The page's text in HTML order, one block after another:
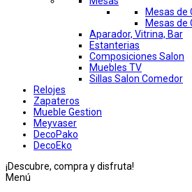
Mesas de
Mesas de
Aparador, Vitrina, Bar
Estanterias
Composiciones Salon
Muebles TV
Sillas Salon Comedor
Relojes
Zapateros
Mueble Gestion
Meyvaser
DecoPako
DecoEko
¡Descubre, compra y disfruta!
Menú